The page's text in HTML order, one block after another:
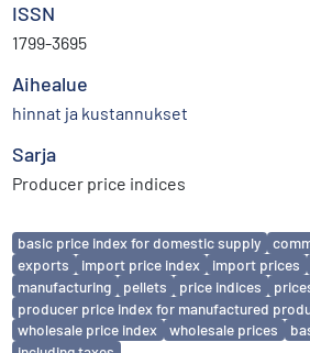
ISSN
1799-3695
Aihealue
hinnat ja kustannukset
Sarja
Producer price indices
Avainsanat
basic price index for domestic supply
exports
import price index import prices
manufacturing
pellets price indices
producer price index for manufactured
wholesale price index
wholesale prices